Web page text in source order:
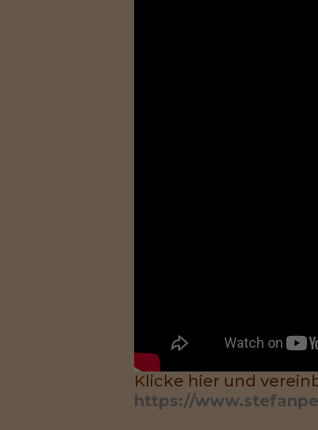
Klicke hier und
https://